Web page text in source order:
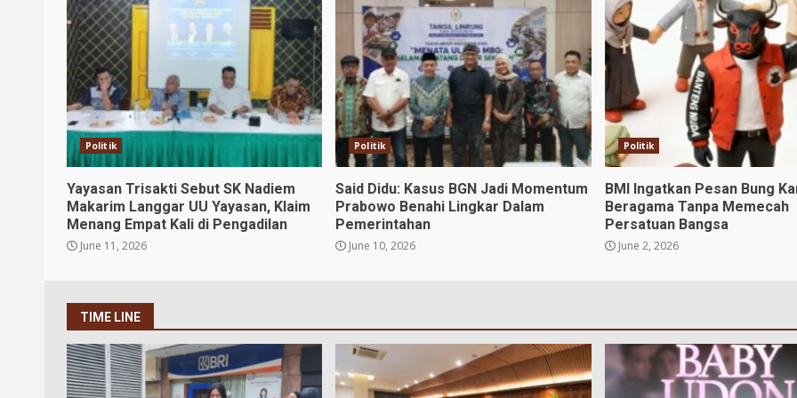
Politik
Yayasan Trisakti Sebut SK Nadiem
Makarim Langgar UU Yayasan, Klaim
Menang Empat Kali di Pengadilan
June 11, 2026
Politik
Said Didu: Kasus BGN Jadi Momentum
Prabowo Benahi Lingkar Dalam
Pemerintahan
June 10, 2026
Politik
BMI Ingatkan Pesan Bung
Beragama Tanpa Memecah
Persatuan Bangsa
June 2, 2026
TIME LINE